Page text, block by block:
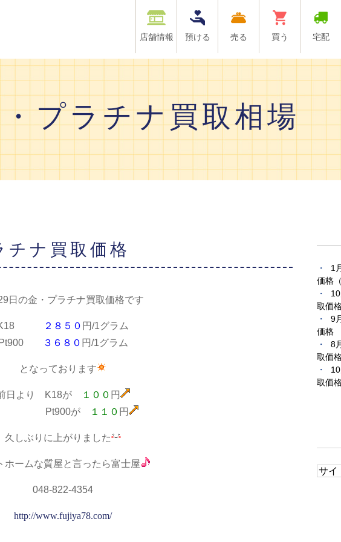
店舗情報 預ける 売る 買う 宅配
プラチナ買取相場
チナ買取価格
日の金・プラチナ買取価格です
２８５０ 円/1グラム
３６８０ 円/1グラム
となっております
日より K18が １００ 円
が
１１０ 円
久しぶりに上がりました
ホームな質屋と言ったら富士屋
048-822-4354
http://www.fujiya78.com/
1
価格
取価
9
価格
8
取価
取価